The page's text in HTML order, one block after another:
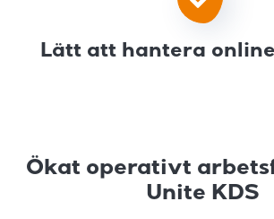
Lätt att hantera
Ökat operativt
Unite KDS